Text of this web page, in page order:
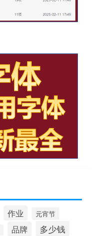
作业 元宵节
品牌 多少钱